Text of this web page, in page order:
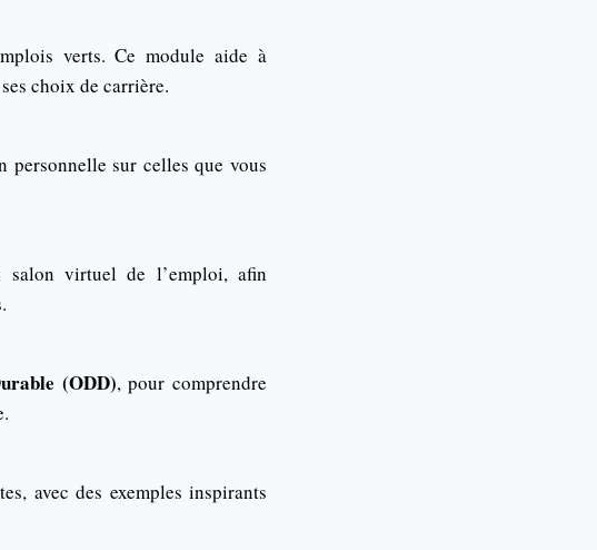
verts. Ce module aide à
choix de carrière.
personnelle sur celles que vous
salon virtuel de l’emploi, afin
(ODD), pour comprendre
avec des exemples inspirants